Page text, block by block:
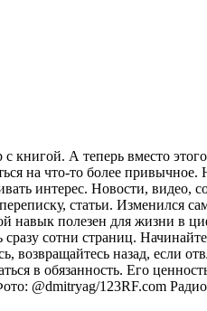
с книгой. А теперь вместо
на что-то более
интерес. Новости,
статьи. Изменился
полезен для жизни в
сразу сотни страниц.
возвращайтесь назад, если
в обязанность. Его
@dmitryag/123RF.com